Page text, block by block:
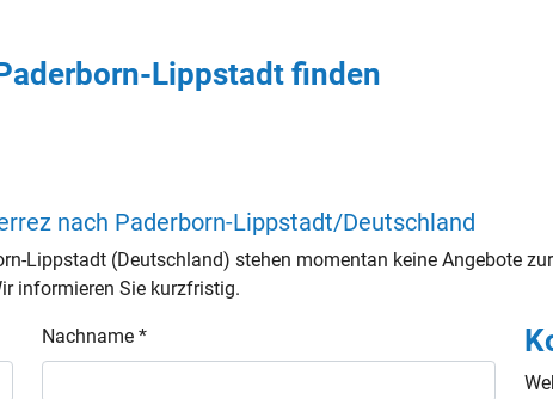
Lippstadt finden
nach Paderborn-Lippstadt/Deutschland
Lippstadt (Deutschland) stehen momentan keine Angebote
informieren Sie kurzfristig.
Nachname *